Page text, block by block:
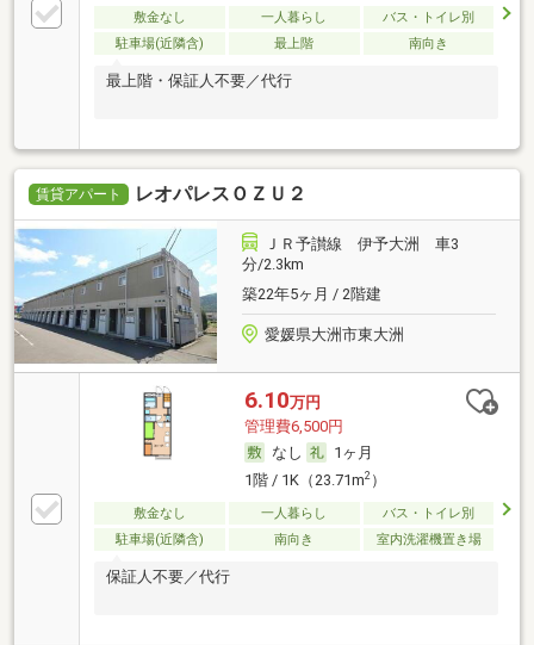
敷金なし 一人暮らし
バス・トイレ別
駐車場(近隣含)
最上階 南向き
最上階・保証人不要／代行
賃貸アパート レオパレスＯＺＵ２
ＪＲ予讃線 伊予大洲 車3
分/2.3km
築22年5ヶ月 / 2階建
愛媛県大洲市東大洲
6.10万円
管理費6,500円
なし
1ヶ月
1階 / 1K（23.71m2）
敷金なし 一人暮らし
バス・トイレ別
駐車場(近隣含)
南向き 室内洗濯機置き場
保証人不要／代行